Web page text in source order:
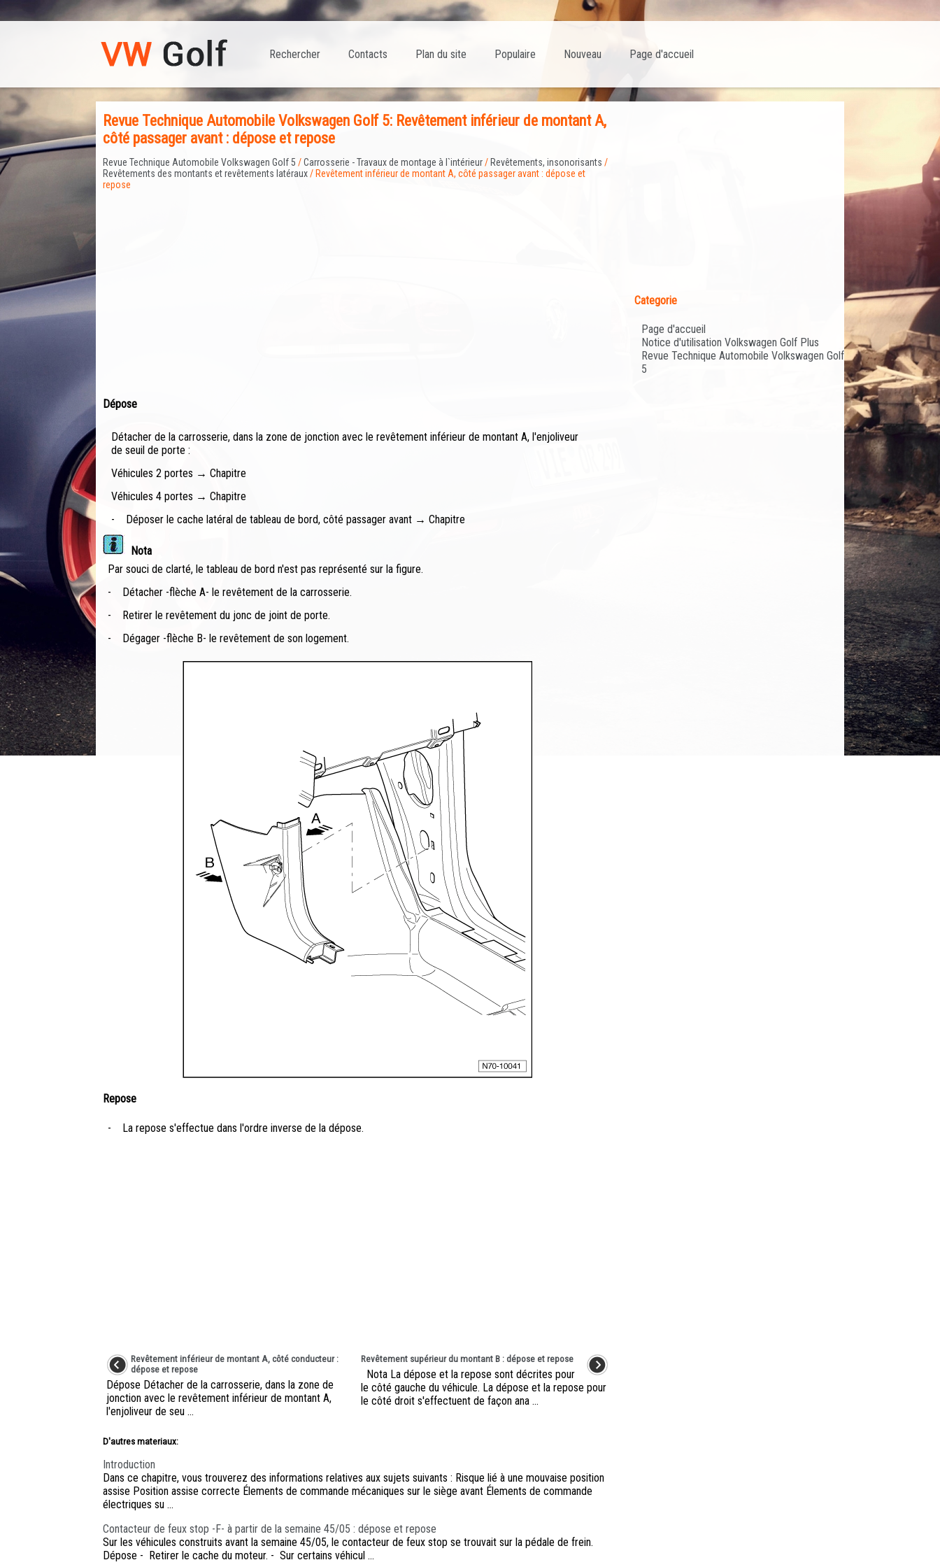
Page d'accueil
Nouveau
Populaire
Plan du site
Contacts
Rechercher
Revue Technique Automobile Volkswagen Golf 5: Revêtement inférieur de montant A,
côté passager avant : dépose et repose
Revue Technique Automobile Volkswagen Golf 5 /Carrosserie - Travaux de montage à l`intérieur/ Revêtements, insonorisants /
Revêtements des montants et revêtements latéraux/ Revêtement inférieur de montant A, côté passager avant : dépose et
repose
Dépose
Détacher de la carrosserie, dans la zone de jonction avec le revêtement inférieur de montant A, l'enjoliveur
de seuil de porte :
Véhicules 2 portes → Chapitre
Véhicules 4 portes → Chapitre
-
Déposer le cache latéral de tableau de bord, côté passager avant → Chapitre
Nota
Par souci de clarté, le tableau de bord n'est pas représenté sur la figure.
-
Détacher -flèche A- le revêtement de la carrosserie.
-
Retirer le revêtement du jonc de joint de porte.
-
Dégager -flèche B- le revêtement de son logement.
Repose
- La repose s'effectue dans l'ordre inverse de la dépose.
Revêtement inférieur de montant A, côté conducteur :
dépose et repose
Dépose Détacher de la carrosserie, dans la zone de
jonction avec le revêtement inférieur de montant A,
l'enjoliveur de seu ...
Revêtement supérieur du montant B : dépose et repose
Nota La dépose et la repose sont décrites pour
le côté gauche du véhicule. La dépose et la repose pour
le côté droit s'effectuent de façon ana ...
D'autres materiaux:
Introduction
Dans ce chapitre, vous trouverez des informations relatives aux sujets suivants : Risque lié à une mouvaise position
assise Position assise correcte Élements de commande mécaniques sur le siège avant Élements de commande
électriques su ...
Contacteur de feux stop -F- à partir de la semaine 45/05 : dépose et repose
Sur les véhicules construits avant la semaine 45/05, le contacteur de feux stop se trouvait sur la pédale de frein.
Dépose - Retirer le cache du moteur. - Sur certains véhicul ...
Categorie
Page d'accueil
Notice d'utilisation Volkswagen Golf Plus
Revue Technique Automobile Volkswagen Golf
5